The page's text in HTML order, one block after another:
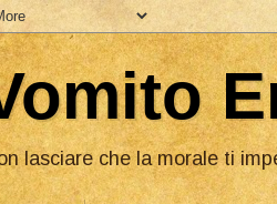
lasciare che la morale ti